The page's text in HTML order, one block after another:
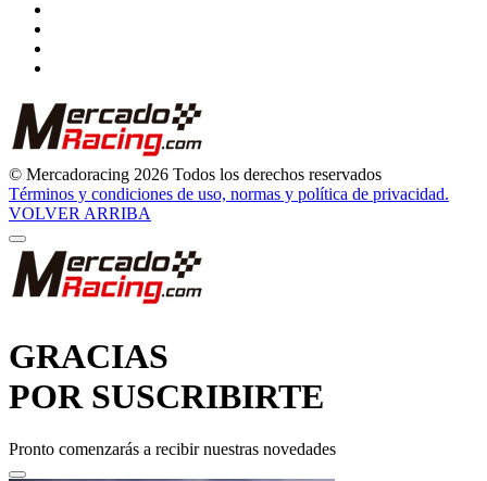
© Mercadoracing 2026 Todos los derechos reservados
Términos y condiciones de uso, normas y política de privacidad.
VOLVER ARRIBA
POR SUSCRIBIRTE